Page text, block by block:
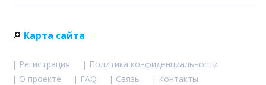
🔎 Карта сайта
| Регистрация
| Политика конфиденциальности
| О проекте
| FAQ | Связь
| Контакты